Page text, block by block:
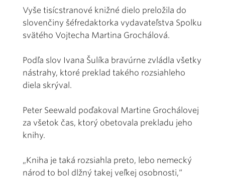
Vyše tisícstranové knižné dielo preložila do
slovenčiny šéfredaktorka vydavateľstva Spolku
svätého Vojtecha Martina Grochálová.
Podľa slov Ivana Šulíka bravúrne zvládla všetky
nástrahy, ktoré preklad takého rozsiahleho
diela skrýval.
Peter Seewald poďakoval Martine Grochálovej
za všetok čas, ktorý obetovala prekladu jeho
knihy.
„Kniha je taká rozsiahla preto, lebo nemecký
národ to bol dlžný takej veľkej osobnosti,“